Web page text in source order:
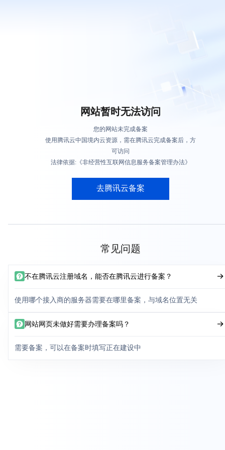
网站暂时无法访问
您的网站未完成备案
使用腾讯云中国境内云资源，需在腾讯云完成备案后，方
可访问
法律依据:《非经营性互联网信息服务备案管理办法》
去腾讯云备案
常见问题
不在腾讯云注册域名，能否在腾讯云进行备案？
使用哪个接入商的服务器需要在哪里备案，与域名位置无关
网站网页未做好需要办理备案吗？
需要备案，可以在备案时填写正在建设中